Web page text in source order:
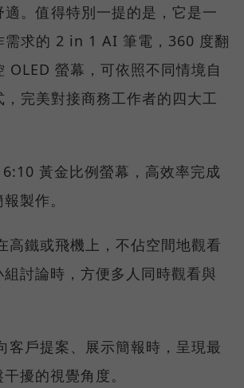
。值得特別一提的是，它是一
需求的 2 in 1 AI 筆電，360 度翻
OLED 螢幕，可依照不同情境自
完美對接商務工作者的四大工
黃金比例螢幕，高效率完成
製作。
高鐵或飛機上，不佔空間地觀看
組討論時，方便多人同時觀看與
客戶提案、展示簡報時，呈現最
擾的視覺角度。